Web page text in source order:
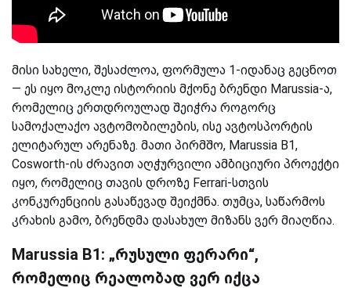
მისი სახელი, შესაძლოა, ფორმულა 1-იდანაც გეცნოთ
— ეს იყო მოკლე ისტორიის მქონე ბრენდი Marussia-ა,
რომელიც ერთდროულად შეიჭრა როგორც
სამოქალაქო ავტომობილების, ისე ავტოსპორტის
ელიტარულ არენაზე. მათი პირმშო, Marussia B1,
Cosworth-ის ძრავით აღჭურვილი ამბიციური პროექტი
იყო, რომელიც თავის დროზე Ferrari-სთვის
კონკურენციის გასაწევად შეიქმნა. თუმცა, საწარმოს
კრახის გამო, ბრენდმა დასახულ მიზანს ვერ მიაღწია.
Marussia B1: „რუსული ფერარი“,
რომელიც რეალობად ვერ იქცა